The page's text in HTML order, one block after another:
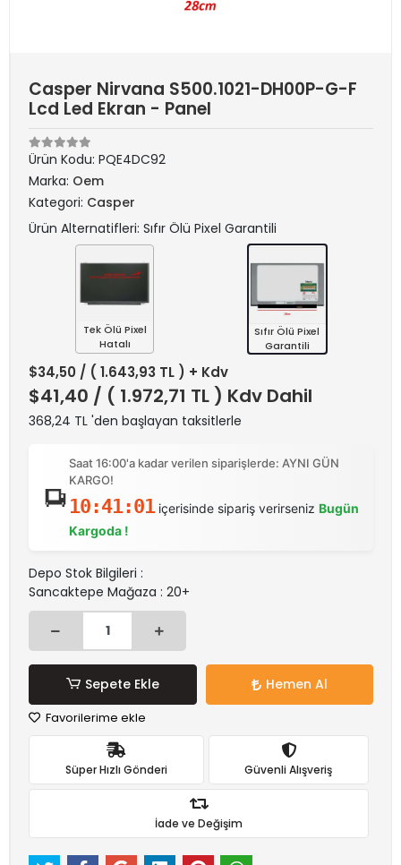
Casper Nirvana S500.1021-DH00P-G-F
Lcd Led Ekran - Panel
Ürün Kodu: PQE4DC92
Marka: Oem
Kategori: Casper
Ürün Alternatifleri: Sıfır Ölü Pixel Garantili
Tek Ölü Pixel
Hatalı
Sıfır Ölü Pixel
Garantili
$34,50 / ( 1.643,93 TL ) + Kdv
$41,40 / ( 1.972,71 TL ) Kdv Dahil
368,24 TL 'den başlayan taksitlerle
Saat 16:00'a kadar verilen siparişlerde: AYNI GÜN
KARGO!
10:41:01içerisinde sipariş verirseniz Bugün
Kargoda !
Depo Stok Bilgileri :
Sancaktepe Mağaza : 20+
Sepete Ekle Hemen Al
Favorilerime ekle
Süper Hızlı Gönderi Güvenli Alışveriş
İade ve Değişim